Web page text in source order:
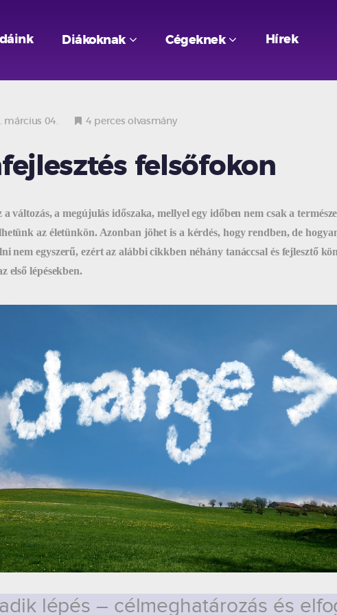
Diákoknak Cégeknek Hírek
március 04. 4 perces olvasmány
felsőfokon
a változás, a megújulás időszaka, mellyel egy időben nem csak a
az életünkön. Azonban jöhet is a kérdés, hogy rendben, de
nem egyszerű, ezért az alábbi cikkben néhány tanáccsal és fejlesztő
első lépésekben.
lépés – célmeghatározás és